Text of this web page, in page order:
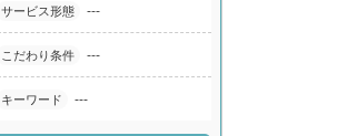
サービス形態 ---
こだわり条件 ---
キーワード ---